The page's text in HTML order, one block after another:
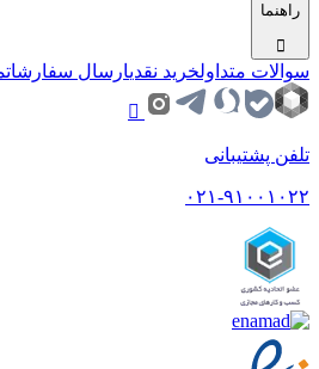
راهنما
سوالات متداولخرید نقدیارسال سفارشات
تلفن پشتیبانی
۰۲۱-۹۱۰۰۱۰۲۲